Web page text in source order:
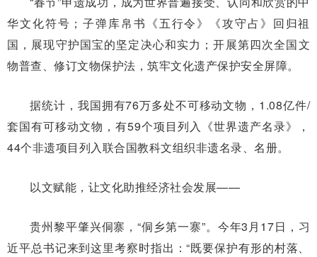
华文化符号；子弹库帛书《五行令》《攻守占》回归祖
国，展现守护国宝的坚定决心和实力；开展第四次全国文
物普查、修订文物保护法，筑牢文化遗产保护安全屏障。
据统计，我国拥有76万多处不可移动文物，1.08亿件/
套国有可移动文物，有59个项目列入《世界遗产名录》，
44个非遗项目列入联合国教科文组织非遗名录、名册。
以文赋能，让文化助推经济社会发展——
贵州黎平肇兴侗寨，“侗乡第一寨”。今年3月17日，习
近平总书记来到这里考察时指出：“既要保护有形的村落、